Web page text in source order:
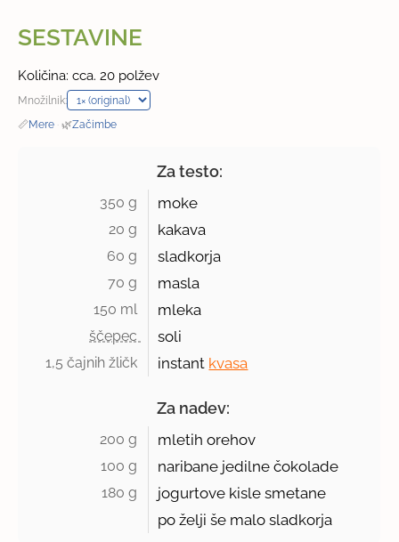
SESTAVINE
Količina: cca. 20 polžev
Množilnik:
📏Mere · 🌿Začimbe
Za testo:
350 g moke
20 g kakava
60 g sladkorja
70 g masla
150 ml mleka
ščepec soli
1,5 čajnih žličk instant kvasa
Za nadev:
200 g mletih orehov
100 g naribane jedilne čokolade
180 g
jogurtove kisle smetane
po želji še malo sladkorja